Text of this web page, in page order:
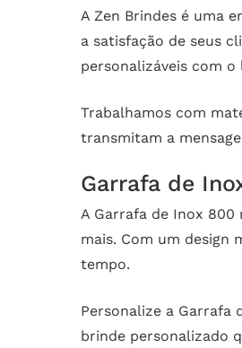
A Zen Brindes é uma
a satisfação de seus
personalizáveis com
Trabalhamos com
transmitam a
Garrafa de
A Garrafa de Inox
mais. Com um design
tempo.
Personalize a Garrafa
brinde personalizado